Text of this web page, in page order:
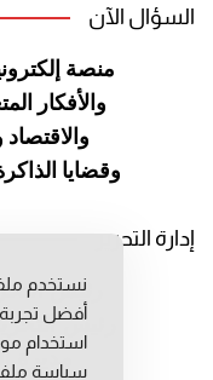
السؤال الآن
منصة
والأفكار
والاقتصاد
وقضايا
إدارة التحرير
رئيس
رئيس
مديرة
نستخدم
أفضل
استخدام
سياسة